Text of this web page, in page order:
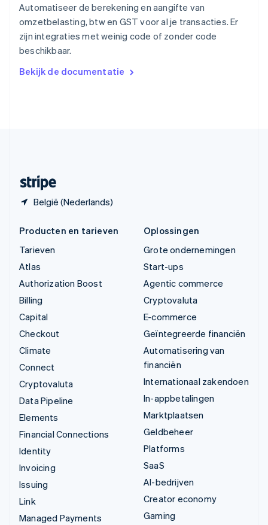
Automatiseer de berekening en aangifte van
omzetbelasting, btw en GST voor al je transacties. Er
zijn integraties met weinig code of zonder code
beschikbaar.
Bekijk de documentatie
België (Nederlands)
ไทยEnglish
Tsjechië
Vasteland van China
简体中文English
English
Producten en tarieven
Tarieven
Atlas
Authorization Boost
Billing
Capital
Checkout
Climate
Connect
Cryptovaluta
Data Pipeline
Elements
Financial Connections
Identity
Invoicing
Issuing
Link
Managed Payments
Oplossingen
Grote ondernemingen
Start-ups
Agentic commerce
Cryptovaluta
E-commerce
Geïntegreerde financiën
Automatisering van
financiën
Internationaal zakendoen
In-appbetalingen
Marktplaatsen
Geldbeheer
Platforms
SaaS
AI-bedrijven
Creator economy
Gaming